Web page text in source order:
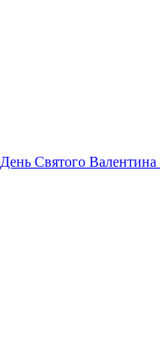
День Святого Валентина